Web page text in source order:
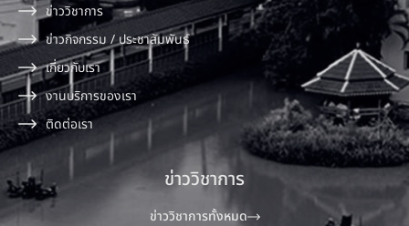
ข่าววิชาการ
ข่าวกิจกรรม / ประชาสัมพันธ์
เกี่ยวกับเรา
งานบริการของเรา
ติดต่อเรา
ข่าววิชาการ
ข่าววิชาการทั้งหมด